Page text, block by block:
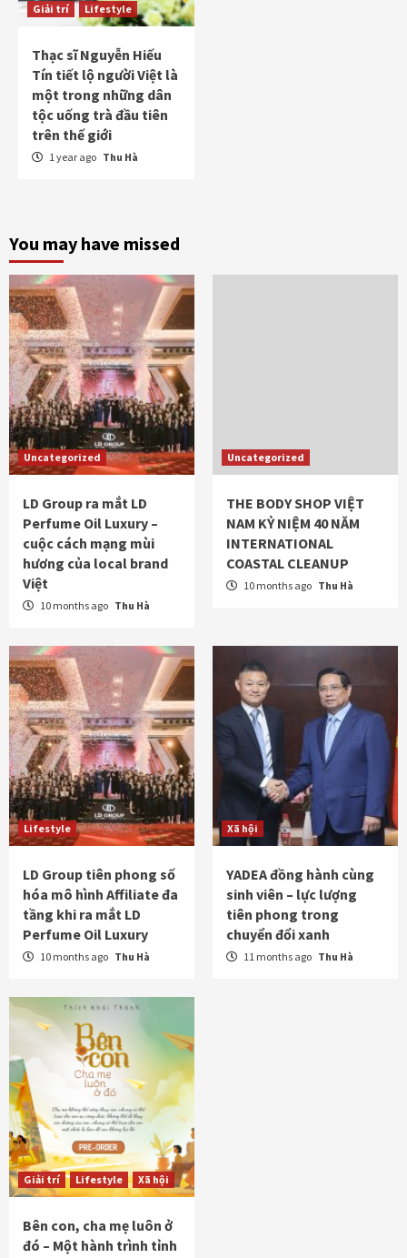
Giải trí Lifestyle
Thạc sĩ Nguyễn Hiếu
Tín tiết lộ người Việt là
một trong những dân
tộc uống trà đầu tiên
trên thế giới
1 year ago Thu Hà
You may have missed
Uncategorized
LD Group ra mắt LD
Perfume Oil Luxury –
cuộc cách mạng mùi
hương của local brand
Việt
10 months ago Thu Hà
Uncategorized
THE BODY SHOP VIỆT
NAM KỶ NIỆM 40 NĂM
INTERNATIONAL
COASTAL CLEANUP
10 months ago Thu Hà
Lifestyle
LD Group tiên phong số
hóa mô hình Affiliate đa
tầng khi ra mắt LD
Perfume Oil Luxury
10 months ago Thu Hà
Xã hội
YADEA đồng hành cùng
sinh viên – lực lượng
tiên phong trong
chuyển đổi xanh
11 months ago Thu Hà
Giải trí Lifestyle Xã hội
Bên con, cha mẹ luôn ở
đó – Một hành trình tỉnh